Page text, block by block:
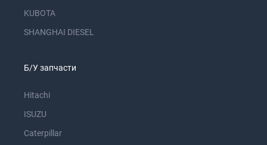
KUBOTA
SHANGHAI DIESEL
Б/У запчасти
Hitachi
ISUZU
Caterpillar